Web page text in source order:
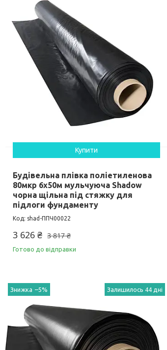
Купити
Будівельна плівка поліетиленова
80мкр 6х50м мульчуюча Shadow
чорна щільна під стяжку для
підлоги фундаменту
shad-ППЧ00022
3 817 ₴
3 626 ₴
Готово до відправки
–5% Залишилось 44 дні